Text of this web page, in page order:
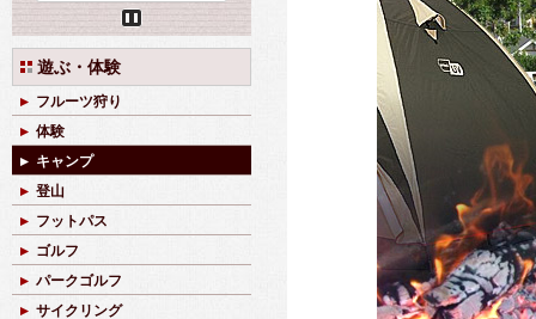
Pause
遊ぶ・体験
フルーツ狩り
体験
キャンプ
登山
フットパス
ゴルフ
パークゴルフ
サイクリング